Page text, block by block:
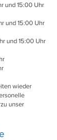
15:00 Uhr
15:00 Uhr
und 15:00 Uhr
wieder
unser